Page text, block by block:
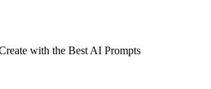
with the Best AI Prompts